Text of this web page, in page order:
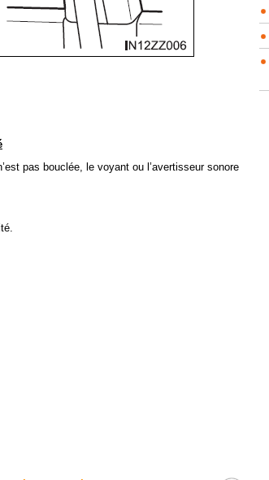
pas bouclée, le voyant ou l’avertisseur sonore